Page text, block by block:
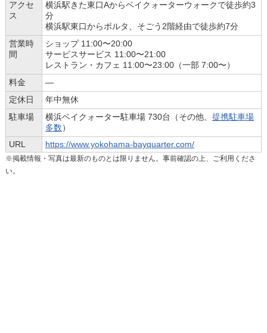
アクセ
ス
横浜駅きた東口Aからベイクォーターウォークで徒歩約3
分
横浜駅東口からポルタ、そごう2階経由で徒歩約7分
営業時
間
ショップ 11:00〜20:00
サービスサービス 11:00〜21:00
レストラン・カフェ 11:00〜23:00（一部 7:00〜）
料金
―
定休日
年中無休
駐車場
横浜ベイクォーター駐車場 730台（その他、 提携駐車場
多数 ）
URL
https://www.yokohama-bayquarter.com/
※掲載情報・写真は最新のものとは限りません。事前確認の上、ご利用くださ
い。